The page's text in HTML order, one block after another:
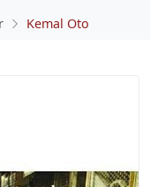
Kemal Oto